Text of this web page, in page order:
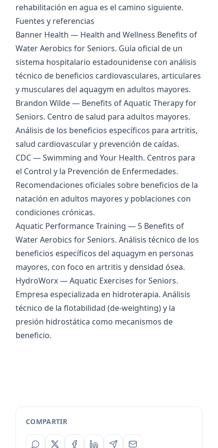
rehabilitación en agua es el camino siguiente.
Fuentes y referencias
Banner Health — Health and Wellness Benefits of
Water Aerobics for Seniors. Guía oficial de un
sistema hospitalario estadounidense con análisis
técnico de beneficios cardiovasculares, articulares
y musculares del aquagym en adultos mayores.
Brandon Wilde — Benefits of Aquatic Therapy for
Seniors. Centro de salud para adultos mayores.
Análisis de los beneficios específicos para artritis,
salud cardiovascular y prevención de caídas.
CDC — Swimming and Your Health. Centros para
el Control y la Prevención de Enfermedades.
Recomendaciones oficiales sobre beneficios de la
natación en adultos mayores y poblaciones con
condiciones crónicas.
Aquatic Performance Training — 5 Benefits of
Water Aerobics for Seniors. Análisis técnico de los
beneficios específicos del aquagym en personas
mayores, con foco en artritis y densidad ósea.
HydroWorx — Aquatic Exercises for Seniors.
Empresa especializada en hidroterapia. Análisis
técnico de la flotabilidad (de-weighting) y la
presión hidrostática como mecanismos de
beneficio.
COMPARTIR